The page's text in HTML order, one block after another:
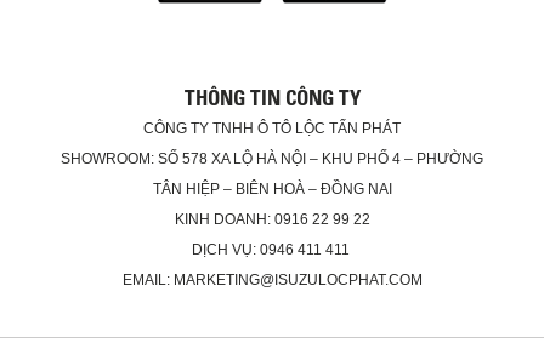
THÔNG TIN CÔNG TY
CÔNG TY TNHH Ô TÔ LỘC TẤN PHÁT
SHOWROOM: SỐ 578 XA LỘ HÀ NỘI – KHU PHỐ 4 – PHƯỜNG
TÂN HIỆP – BIÊN HOÀ – ĐỒNG NAI
KINH DOANH: 0916 22 99 22
DỊCH VỤ: 0946 411 411
EMAIL: MARKETING@ISUZULOCPHAT.COM